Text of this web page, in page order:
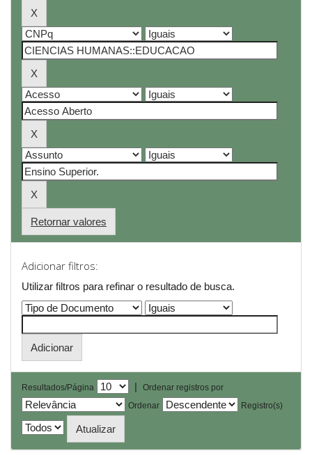
Retornar valores
Adicionar filtros:
Utilizar filtros para refinar o resultado de busca.
Resultados/Página |
Ordenar registros por
Ordenar
Registro(s)